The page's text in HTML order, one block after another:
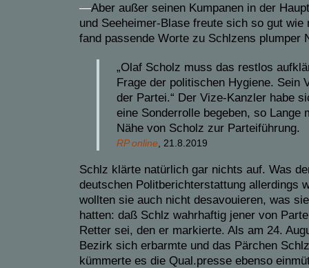
—Aber außer seinen Kumpanen in der
und Seeheimer-Blase freute sich so gut wie
fand passende Worte zu Schlzens plumper
„Olaf Scholz muss das restlos
Frage der politischen Hygiene. Sein
der Partei.“ Der Vize-Kanzler habe
eine Sonderrolle begeben, so Lange
Nähe von Scholz zur Parteiführung.
RP online , 21.8.2019
Schlz klärte natürlich gar nichts auf. Was
deutschen Politberichterstattung allerdings
wollten sie auch nicht desavouieren, was
hatten: daß Schlz wahrhaftig jener von
Retter sei, den er markierte. Als am 24.
Bezirk sich erbarmte und das Pärchen
kümmerte es die Qual.presse ebenso